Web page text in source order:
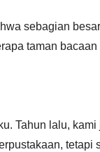
sebagian
taman bacaan
Tahun lalu, kami
tetapi